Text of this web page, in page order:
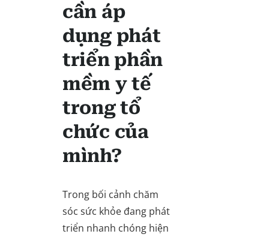
cần áp
dụng phát
triển phần
mềm y tế
trong tổ
chức của
mình?
Trong bối cảnh chăm
sóc sức khỏe đang phát
triển nhanh chóng hiện